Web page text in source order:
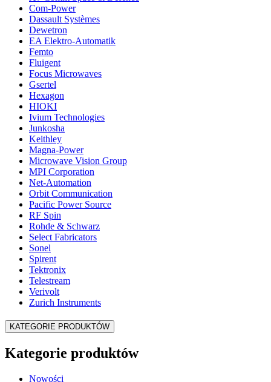
Com-Power
Dassault Systèmes
Dewetron
EA Elektro-Automatik
Femto
Fluigent
Focus Microwaves
Gsertel
Hexagon
HIOKI
Ivium Technologies
Junkosha
Keithley
Magna-Power
Microwave Vision Group
MPI Corporation
Net-Automation
Orbit Communication
Pacific Power Source
RF Spin
Rohde & Schwarz
Select Fabricators
Sonel
Spirent
Tektronix
Telestream
Verivolt
Zurich Instruments
KATEGORIE PRODUKTÓW
Kategorie produktów
Nowości